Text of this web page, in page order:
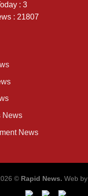
News
News
: 3
: 21807
© Rapid News. Web by